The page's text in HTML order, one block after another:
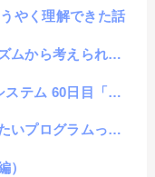
やく理解できた話
れる最適仕様について
「ランダム会話の実装」
ラムってどんなの？
）